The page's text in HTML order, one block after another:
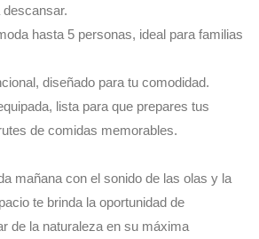
hasta 5 personas, ideal para familias
diseñado para tu comodidad.
lista para que prepares tus
de comidas memorables.
mañana con el sonido de las olas y la
te brinda la oportunidad de
de la naturaleza en su máxima